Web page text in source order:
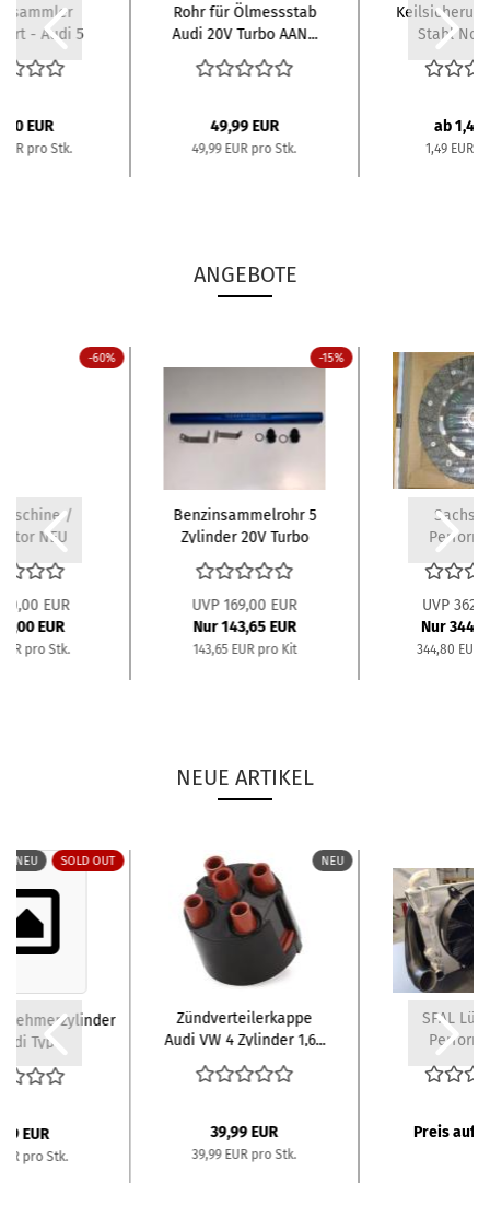
- Audi 5
EUR
pro Stk.
Rohr für Ölmessstab
Audi 20V Turbo AAN...
49,99 EUR
49,99 EUR pro Stk.
Stahl
ab 1,49
1,49 EUR
ANGEBOTE
-60%
/
NEU
EUR
EUR
pro Stk.
-15%
Benzinsammelrohr 5
Zylinder 20V Turbo
Dash08...
UVP 169,00 EUR
Nur 143,65 EUR
143,65 EUR pro Kit
Sachs
UVP
Nur
344,80 EUR
NEUE ARTIKEL
NEU SOLD OUT
Typ
Urquattro...
EUR
pro Stk.
NEU
Zündverteilerkappe
Audi VW 4 Zylinder 1,6...
39,99 EUR
39,99 EUR pro Stk.
SPAL
Preis auf